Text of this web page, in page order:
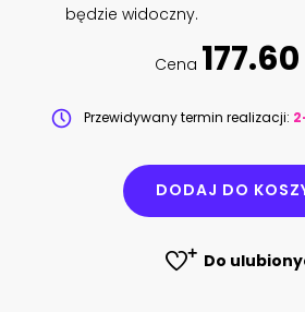
będzie widoczny.
Cena 177.60
Przewidywany termin realizacji:
DODAJ DO
Do